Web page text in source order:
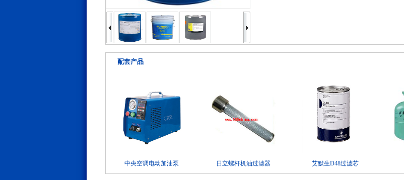
配套产品
中央空调电动加油泵 日立螺杆机油过滤器 艾默生D48过滤芯